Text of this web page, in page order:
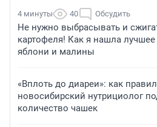
4 минуты 40 Обсудить
Не нужно выбрасывать и
картофеля! Как я нашла
яблони и малины
«Вплоть до диареи»: как
новосибирский нутрициолог
количество чашек